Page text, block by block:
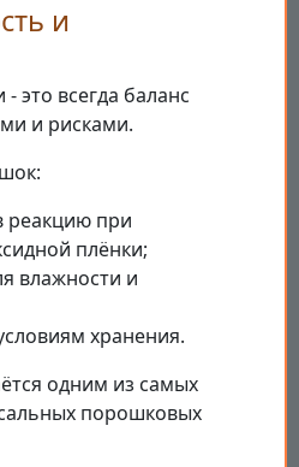
и
это всегда баланс
и рисками.
реакцию при
плёнки;
влажности и
хранения.
одним из самых
порошковых